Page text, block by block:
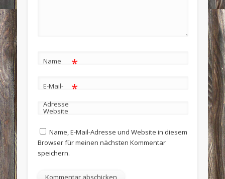
Name *
E-Mail-
Adresse
*
Website
Name, E-Mail-Adresse und Website in diesem
Browser für meinen nächsten Kommentar
speichern.